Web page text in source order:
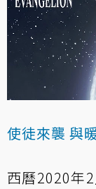
使徒來襲 與
西曆2020年